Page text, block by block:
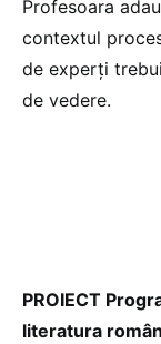
Profesoara
contextul
de experți
de vedere.
PROIECT
literatura